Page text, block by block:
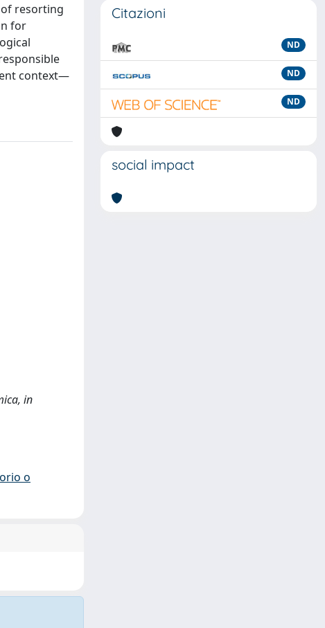
resorting
for
context—
in
o
Citazioni
ND
ND
ND
social impact